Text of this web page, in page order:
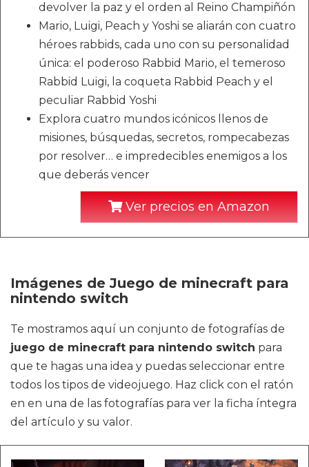
devolver la paz y el orden al Reino Champiñón
Mario, Luigi, Peach y Yoshi se aliarán con cuatro
héroes rabbids, cada uno con su personalidad
única: el poderoso Rabbid Mario, el temeroso
Rabbid Luigi, la coqueta Rabbid Peach y el
peculiar Rabbid Yoshi
Explora cuatro mundos icónicos llenos de
misiones, búsquedas, secretos, rompecabezas
por resolver… e impredecibles enemigos a los
que deberás vencer
Ver precios en Amazon
Imágenes de Juego de minecraft para
nintendo switch
Te mostramos aquí un conjunto de fotografías de
juego de minecraft para nintendo switch para
que te hagas una idea y puedas seleccionar entre
todos los tipos de videojuego. Haz click con el ratón
en en una de las fotografías para ver la ficha íntegra
del artículo y su valor.